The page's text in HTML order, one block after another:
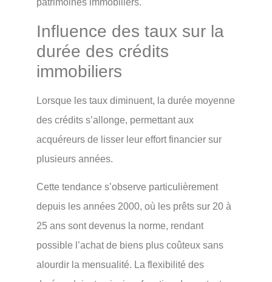
patrimoines immobiliers.
Influence des taux sur la
durée des crédits
immobiliers
Lorsque les taux diminuent, la durée moyenne
des crédits s’allonge, permettant aux
acquéreurs de lisser leur effort financier sur
plusieurs années.
Cette tendance s’observe particulièrement
depuis les années 2000, où les prêts sur 20 à
25 ans sont devenus la norme, rendant
possible l’achat de biens plus coûteux sans
alourdir la mensualité. La flexibilité des